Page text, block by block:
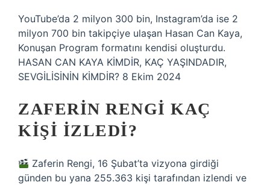
YouTube’da 2 milyon 300 bin, Instagram’da ise 2
milyon 700 bin takipçiye ulaşan Hasan Can Kaya,
Konuşan Program formatını kendisi oluşturdu.
HASAN CAN KAYA KİMDİR, KAÇ YAŞINDADIR,
SEVGİLİSİNİN KİMDİR? 8 Ekim 2024
ZAFERIN RENGI KAÇ
KIŞI IZLEDI?
Zaferin Rengi, 16 Şubat’ta vizyona girdiği
günden bu yana 255.363 kişi tarafından izlendi ve